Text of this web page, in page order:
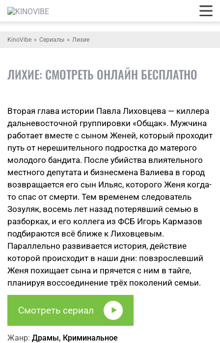
KinoVibe Сериалы Лихие
ЛИХИЕ: СМОТРЕТЬ ОНЛАЙН БЕСПЛАТНО
Вторая глава истории Павла Лиховцева — киллера
дальневосточной группировки «Общак». Мужчина
работает вместе с сыном Женей, который проходит
путь от нерешительного подростка до матерого
молодого бандита. После убийства влиятельного
местного депутата и бизнесмена Валиева в город
возвращается его сын Ильяс, которого Женя когда-
то спас от смерти. Тем временем следователь
Зозуляк, восемь лет назад потерявший семью в
разборках, и его коллега из ФСБ Игорь Кармазов
подбираются всё ближе к Лиховцевым.
Параллельно развивается история, действие
которой происходит в наши дни: повзрослевший
Женя похищает сына и прячется с ним в тайге,
планируя воссоединение трёх поколений семьи.
Смотреть сериал
Жанр: Драмы, Криминальное